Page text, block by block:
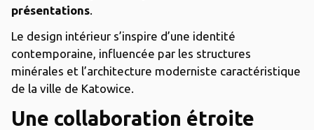
présentations.
Le design intérieur s’inspire d’une identité
contemporaine, influencée par les structures
minérales et l’architecture moderniste caractéristique
de la ville de Katowice.
Une collaboration étroite